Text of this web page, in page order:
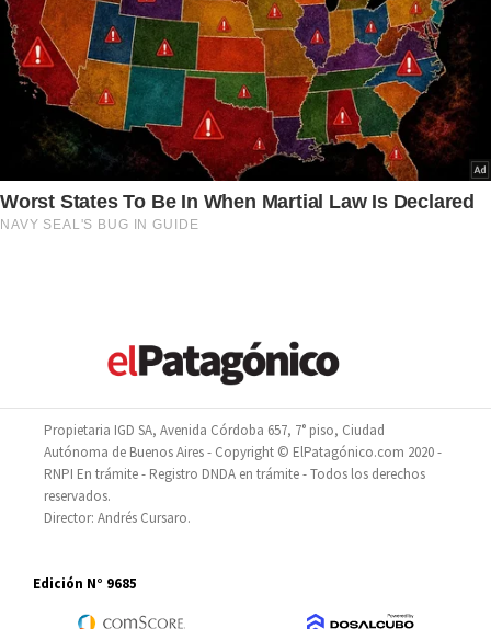
Propietaria IGD SA, Avenida Córdoba 657, 7° piso, Ciudad
Autónoma de Buenos Aires - Copyright © ElPatagónico.com 2020 -
RNPI En trámite - Registro DNDA en trámite - Todos los derechos
reservados.
Director: Andrés Cursaro.
Edición N° 9685